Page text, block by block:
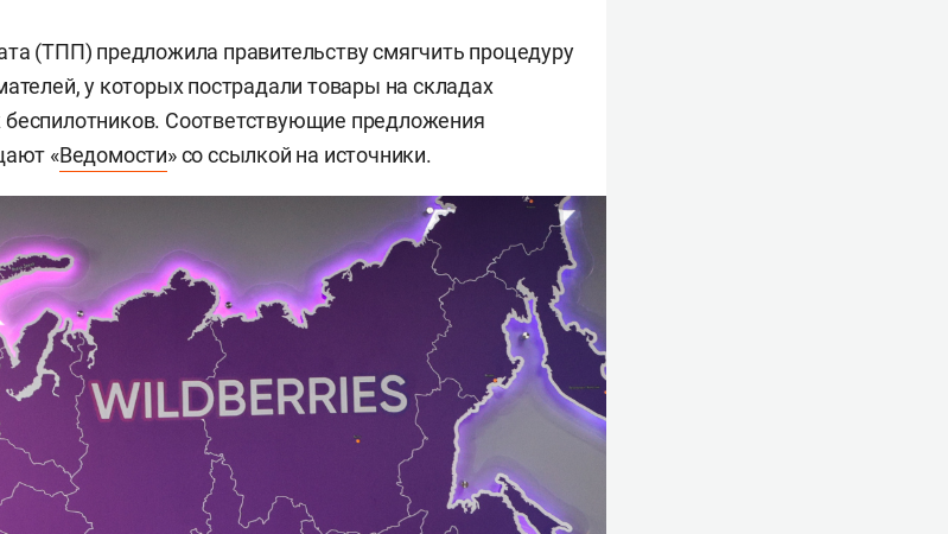
(ТПП) предложила правительству смягчить процедуру
у которых пострадали товары на складах
беспилотников. Соответствующие предложения
«Ведомости» со ссылкой на источники.